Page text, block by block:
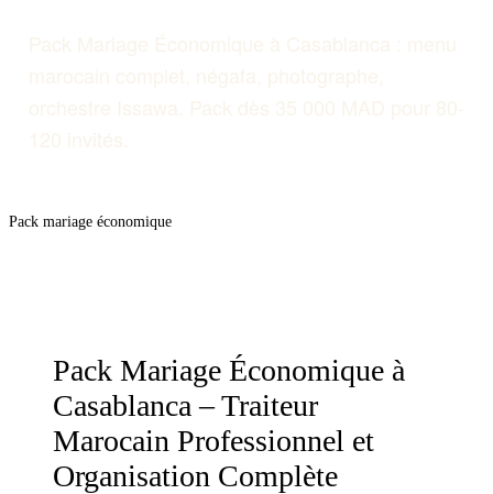
Pack mariage économique
Pack Mariage Économique à
Casablanca – Traiteur
Marocain Professionnel et
Organisation Complète